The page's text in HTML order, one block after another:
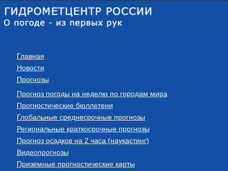
Главная
Новости
Прогнозы
Прогноз погоды на неделю по городам мира
Прогностические бюллетени
Глобальные среднесрочные прогнозы
Региональные краткосрочные прогнозы
Прогноз осадков на 2 часа (наукастинг)
Видеопрогнозы
Приземные прогностические карты